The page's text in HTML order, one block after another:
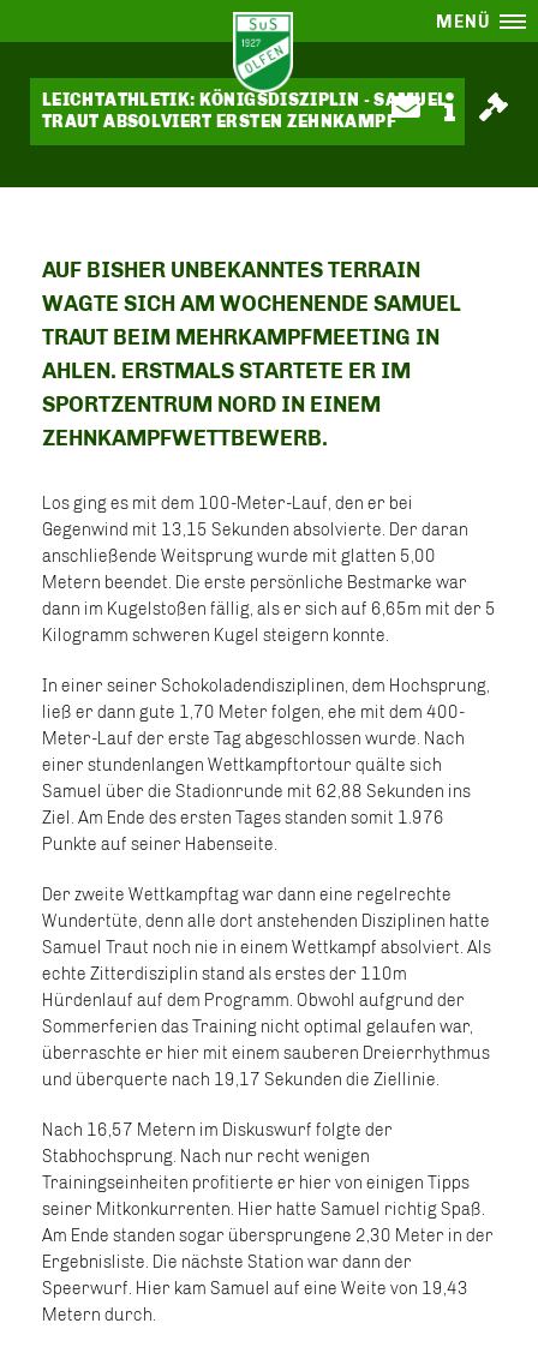
MENÜ
LEICHTATHLETIK: KÖNIGSDISZIPLIN - SAMUEL
TRAUT ABSOLVIERT ERSTEN ZEHNKAMPF
AUF BISHER UNBEKANNTES TERRAIN
WAGTE SICH AM WOCHENENDE SAMUEL
TRAUT BEIM MEHRKAMPFMEETING IN
AHLEN. ERSTMALS STARTETE ER IM
SPORTZENTRUM NORD IN EINEM
ZEHNKAMPFWETTBEWERB.
Los ging es mit dem 100-Meter-Lauf, den er bei
Gegenwind mit 13,15 Sekunden absolvierte. Der daran
anschließende Weitsprung wurde mit glatten 5,00
Metern beendet. Die erste persönliche Bestmarke war
dann im Kugelstoßen fällig, als er sich auf 6,65m mit der 5
Kilogramm schweren Kugel steigern konnte.
In einer seiner Schokoladendisziplinen, dem Hochsprung,
ließ er dann gute 1,70 Meter folgen, ehe mit dem 400-
Meter-Lauf der erste Tag abgeschlossen wurde. Nach
einer stundenlangen Wettkampftortour quälte sich
Samuel über die Stadionrunde mit 62,88 Sekunden ins
Ziel. Am Ende des ersten Tages standen somit 1.976
Punkte auf seiner Habenseite.
Der zweite Wettkampftag war dann eine regelrechte
Wundertüte, denn alle dort anstehenden Disziplinen hatte
Samuel Traut noch nie in einem Wettkampf absolviert. Als
echte Zitterdisziplin stand als erstes der 110m
Hürdenlauf auf dem Programm. Obwohl aufgrund der
Sommerferien das Training nicht optimal gelaufen war,
überraschte er hier mit einem sauberen Dreierrhythmus
und überquerte nach 19,17 Sekunden die Ziellinie.
Nach 16,57 Metern im Diskuswurf folgte der
Stabhochsprung. Nach nur recht wenigen
Trainingseinheiten profitierte er hier von einigen Tipps
seiner Mitkonkurrenten. Hier hatte Samuel richtig Spaß.
Am Ende standen sogar übersprungene 2,30 Meter in der
Ergebnisliste. Die nächste Station war dann der
Speerwurf. Hier kam Samuel auf eine Weite von 19,43
Metern durch.